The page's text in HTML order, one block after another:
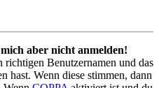
aber nicht anmelden!
richtigen Benutzernamen und das
hast. Wenn diese stimmen, dann